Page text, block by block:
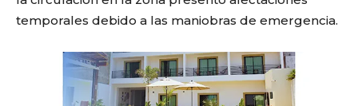
temporales debido a las maniobras de emergencia.